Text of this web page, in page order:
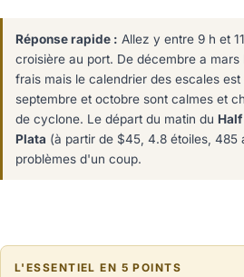
Réponse rapide : Allez y entre 9 h et
croisière au port. De décembre a
frais mais le calendrier des escales
septembre et octobre sont calmes et
de cyclone. Le départ du matin du
Plata (à partir de $45, 4.8 étoiles, 485
problèmes d'un coup.
L'ESSENTIEL EN 5 POINTS